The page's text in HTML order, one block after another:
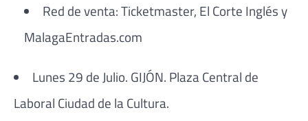
Red de venta: Ticketmaster, El Corte Inglés y
MalagaEntradas.com
Lunes 29 de Julio. GIJÓN. Plaza Central de
Laboral Ciudad de la Cultura.